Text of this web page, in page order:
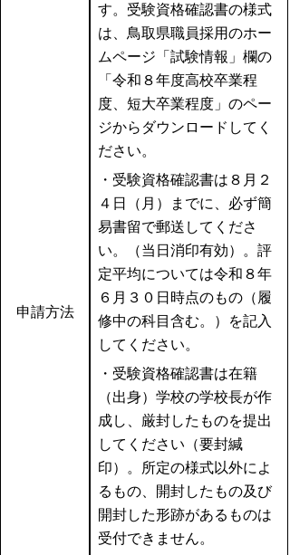
申請方法
す。受験資格確認書の様式
は、鳥取県職員採用のホー
ムページ「試験情報」欄の
「令和８年度高校卒業程
度、短大卒業程度」のペー
ジからダウンロードしてく
ださい。
・受験資格確認書は８月２
４日（月）までに、必ず簡
易書留で郵送してくださ
い。（当日消印有効）。評
定平均については令和８年
６月３０日時点のもの（履
修中の科目含む。）を記入
してください。
・受験資格確認書は在籍
（出身）学校の学校長が作
成し、厳封したものを提出
してください（要封緘
印）。所定の様式以外によ
るもの、開封したもの及び
開封した形跡があるものは
受付できません。